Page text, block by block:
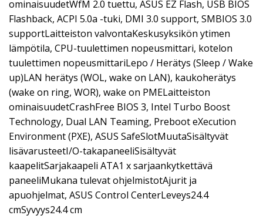
ominaisuudetWfM 2.0 tuettu, ASUS EZ Flash, USB BIOS
Flashback, ACPI 5.0a -tuki, DMI 3.0 support, SMBIOS 3.0
supportLaitteiston valvontaKeskusyksikön ytimen
lämpötila, CPU-tuulettimen nopeusmittari, kotelon
tuulettimen nopeusmittariLepo / Herätys (Sleep / Wake
up)LAN herätys (WOL, wake on LAN), kaukoherätys
(wake on ring, WOR), wake on PMELaitteiston
ominaisuudetCrashFree BIOS 3, Intel Turbo Boost
Technology, Dual LAN Teaming, Preboot eXecution
Environment (PXE), ASUS SafeSlotMuutaSisältyvät
lisävarusteetI/O-takapaneeliSisältyvät
kaapelitSarjakaapeli ATA1 x sarjaankytkettävä
paneeliMukana tulevat ohjelmistotAjurit ja
apuohjelmat, ASUS Control CenterLeveys24.4
cmSyvyys24.4 cm